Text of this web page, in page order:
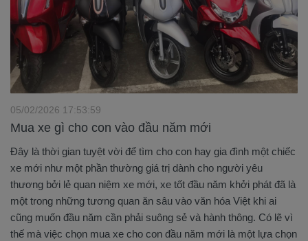
Mua xe gì cho con vào đầu năm mới
05/02/2026 17:53:59
Đây là thời gian tuyệt vời để tìm cho con hay gia đình một chiếc
xe mới như một phần thường giá trị dành cho người yêu
thương bởi lẻ quan niệm xe mới, xe tốt đầu năm khởi phát đã là
một trong những tương quan ăn sâu vào văn hóa Việt khi ai
cũng muốn đầu năm cần phải suông sẻ và hành thông. Có lẽ vì
thế mà việc chọn mua xe cho con đầu năm mới là một lựa chọn